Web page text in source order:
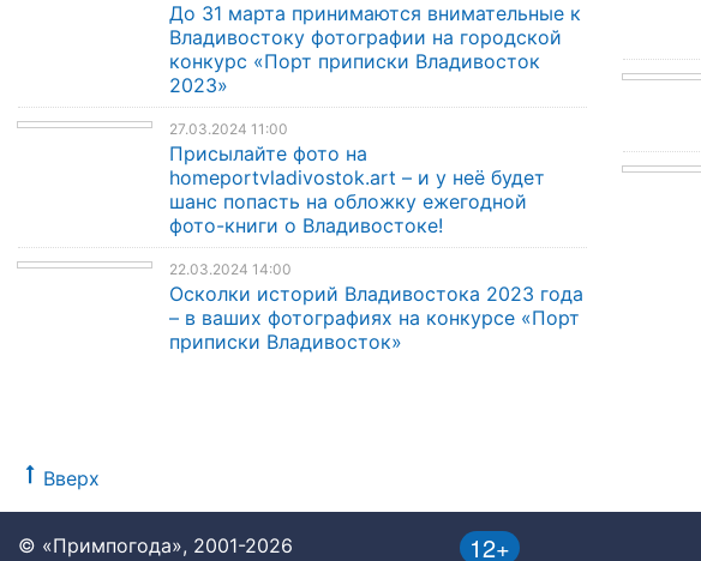
До 31 марта принимаются внимательные к
Владивостоку фотографии на городской
конкурс «Порт приписки Владивосток
2023»
27.03.2024 11:00
Присылайте фото на
homeportvladivostok.art – и у неё будет
шанс попасть на обложку ежегодной
фото-книги о Владивостоке!
22.03.2024 14:00
Осколки историй Владивостока 2023 года
– в ваших фотографиях на конкурсе «Порт
приписки Владивосток»
Вверх
12+
© «Примпогода», 2001-2026